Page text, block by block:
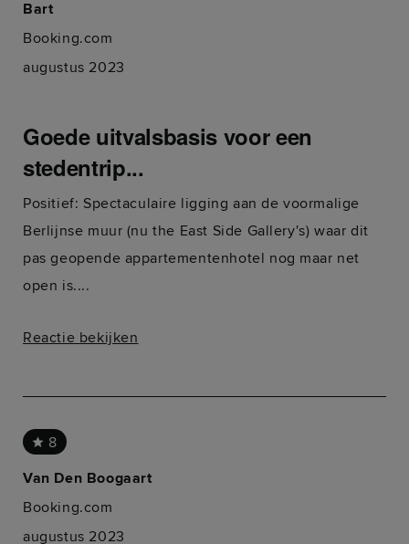
Bart
Booking.com
augustus 2023
Goede uitvalsbasis voor een
stedentrip...
Positief: Spectaculaire ligging aan de voormalige
Berlijnse muur (nu the East Side Gallery's) waar dit
pas geopende appartementenhotel nog maar net
open is....
Reactie bekijken
8
Van Den Boogaart
Booking.com
augustus 2023